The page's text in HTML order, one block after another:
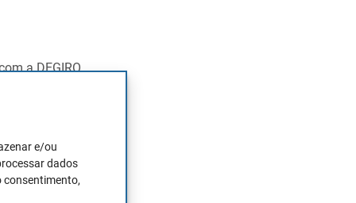
e/ou
dados
consentimento,
a DEGIRO,
contas